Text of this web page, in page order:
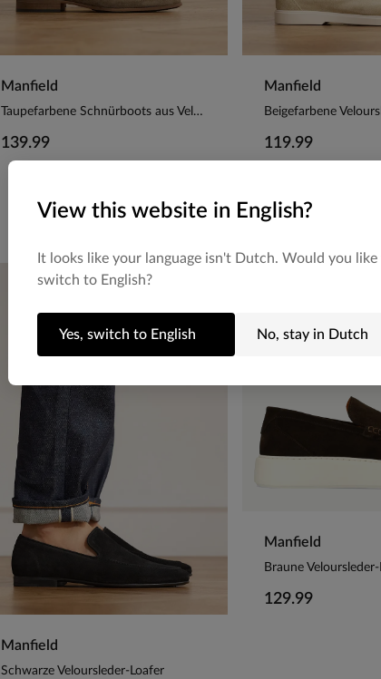
Manfield
Taupefarbene Schnürboots aus Veloursleder
139.99
Manfield
Beigefarbene
119.99
Manfield
Schwarze Veloursleder-Loafer
Manfield
Braune
129.99
View this website in English?
It looks like your language isn't Dutch. Would you
switch to English?
Yes, switch to English No, stay in Dutch